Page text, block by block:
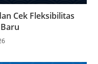
Cek Fleksibilitas